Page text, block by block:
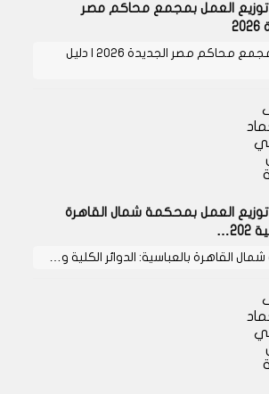
العمل بمجمع محاكم مصر
كشف توزيع العمل بمجمع محاكم مصر الجديدة 2026 | دليل
العمل بمحكمة شمال القاهرة
القاهرة بالعباسية: الدوائر الكلية و…